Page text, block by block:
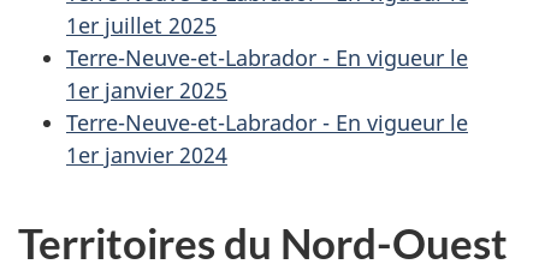
1er juillet 2025
Terre-Neuve-et-Labrador - En vigueur le
1er janvier 2025
Terre-Neuve-et-Labrador - En vigueur le
1er janvier 2024
Territoires du Nord-Ouest